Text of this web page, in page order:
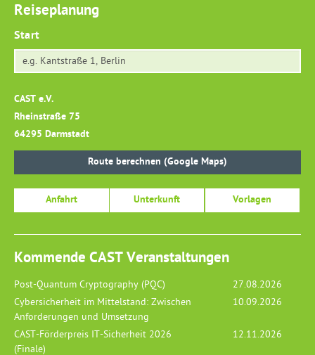
Reiseplanung
Start
CAST e.V.
Rheinstraße 75
64295 Darmstadt
Route berechnen (Google Maps)
Anfahrt Unterkunft Vorlagen
Kommende CAST Veranstaltungen
Post-Quantum Cryptography (PQC)
27.08.2026
Cybersicherheit im Mittelstand: Zwischen
Anforderungen und Umsetzung
10.09.2026
CAST-Förderpreis IT-Sicherheit 2026
(Finale)
12.11.2026